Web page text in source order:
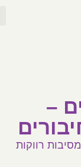
–
רווקות